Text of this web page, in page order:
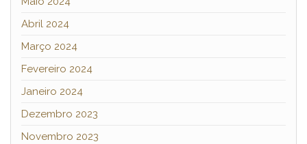
Abril 2024
Março 2024
Fevereiro 2024
Janeiro 2024
Dezembro 2023
Novembro 2023